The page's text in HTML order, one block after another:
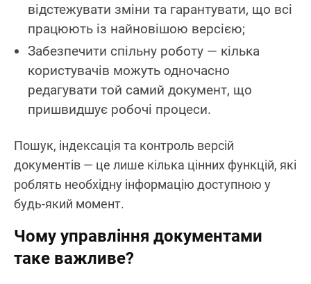
відстежувати зміни та гарантувати, що всі
працюють із найновішою версією;
Забезпечити спільну роботу — кілька
користувачів можуть одночасно
редагувати той самий документ, що
пришвидшує робочі процеси.
Пошук, індексація та контроль версій
документів — це лише кілька цінних функцій, які
роблять необхідну інформацію доступною у
будь-який момент.
Чому управління документами
таке важливе?